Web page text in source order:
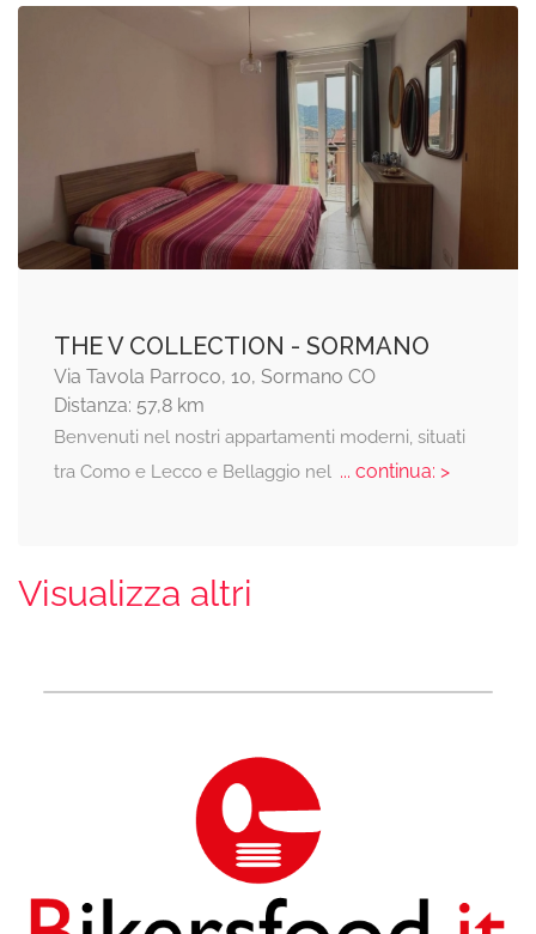
THE V COLLECTION - SORMANO
Via Tavola Parroco, 10, Sormano CO
Distanza: 57,8 km
Benvenuti nel nostri appartamenti moderni, situati
tra Como e Lecco e Bellaggio nel... continua: >
Visualizza altri